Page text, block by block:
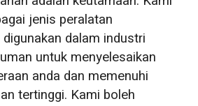
jenis peralatan
dalam industri
untuk menyelesaikan
anda dan memenuhi
tertinggi. Kami boleh